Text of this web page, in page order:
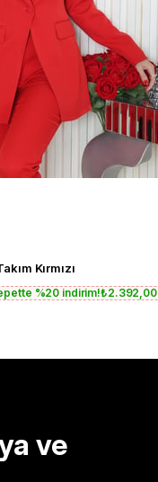
Kırmızı
%20 indirim!₺2.392,00
ve